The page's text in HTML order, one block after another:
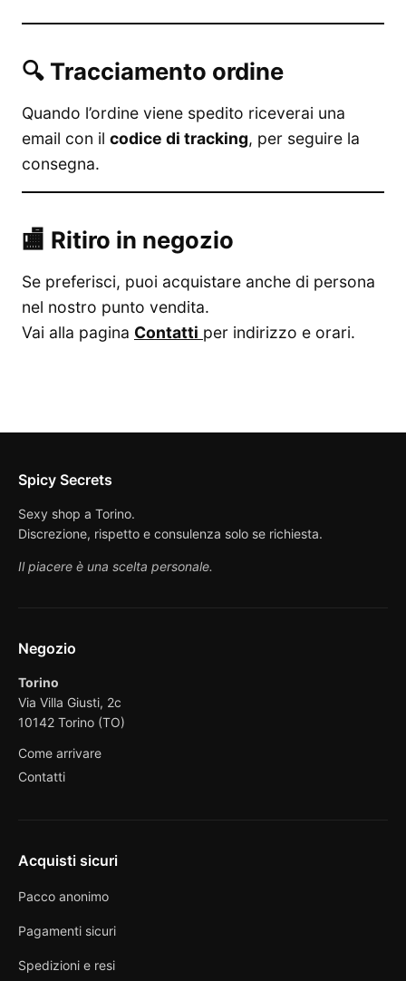
🔍 Tracciamento ordine
Quando l’ordine viene spedito riceverai una
email con il codice di tracking, per seguire la
consegna.
🏬 Ritiro in negozio
Se preferisci, puoi acquistare anche di persona
nel nostro punto vendita.
Vai alla pagina Contatti per indirizzo e orari.
Spicy Secrets
Sexy shop a Torino.
Discrezione, rispetto e consulenza solo se richiesta.
Il piacere è una scelta personale.
Negozio
Torino
Via Villa Giusti, 2c
10142 Torino (TO)
Come arrivare
Contatti
Acquisti sicuri
Pacco anonimo
Pagamenti sicuri
Spedizioni e resi